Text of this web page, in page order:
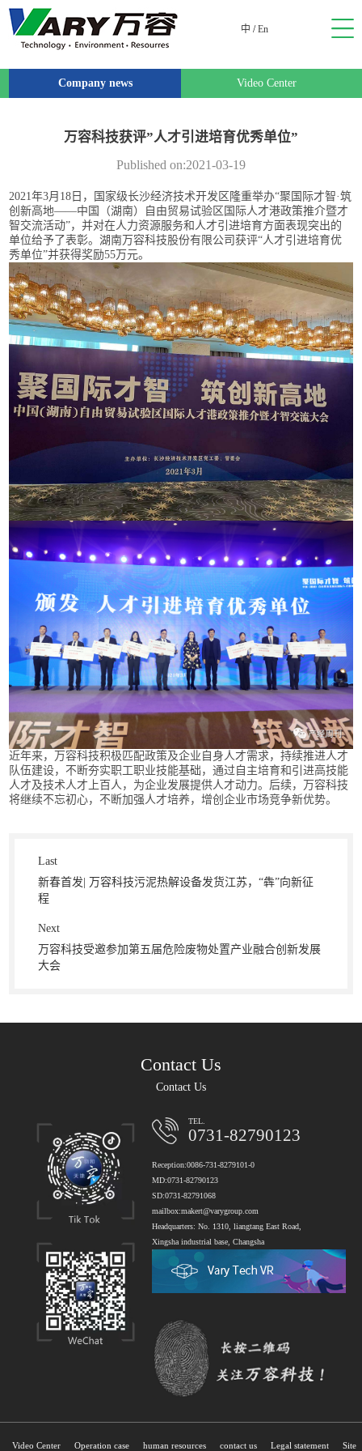
中 /En
Company news Video Center
万容科技获评”人才引进培育优秀单位”
Published on:2021-03-19
2021年3月18日，国家级长沙经济技术开发区隆重举办“聚国际才智·筑
创新高地——中国（湖南）自由贸易试验区国际人才港政策推介暨才
智交流活动”，并对在人力资源服务和人才引进培育方面表现突出的
单位给予了表彰。湖南万容科技股份有限公司获评“人才引进培育优
秀单位”并获得奖励55万元。
近年来，万容科技积极匹配政策及企业自身人才需求，持续推进人才
队伍建设，不断夯实职工职业技能基础，通过自主培育和引进高技能
人才及技术人才上百人，为企业发展提供人才动力。后续，万容科技
将继续不忘初心，不断加强人才培养，增创企业市场竞争新优势。
Last
新春首发| 万容科技污泥热解设备发货江苏，“犇”向新征
程
Next
万容科技受邀参加第五届危险废物处置产业融合创新发展
大会
Contact Us
Contact Us
TEL.
0731-82790123
Reception:0086-731-8279101-0
MD:0731-82790123
SD:0731-82791068
mailbox:makert@varygroup.com
Headquarters: No. 1310, liangtang East Road,
Xingsha industrial base, Changsha
Video Center Operation case human resources contact us Legal statement Site